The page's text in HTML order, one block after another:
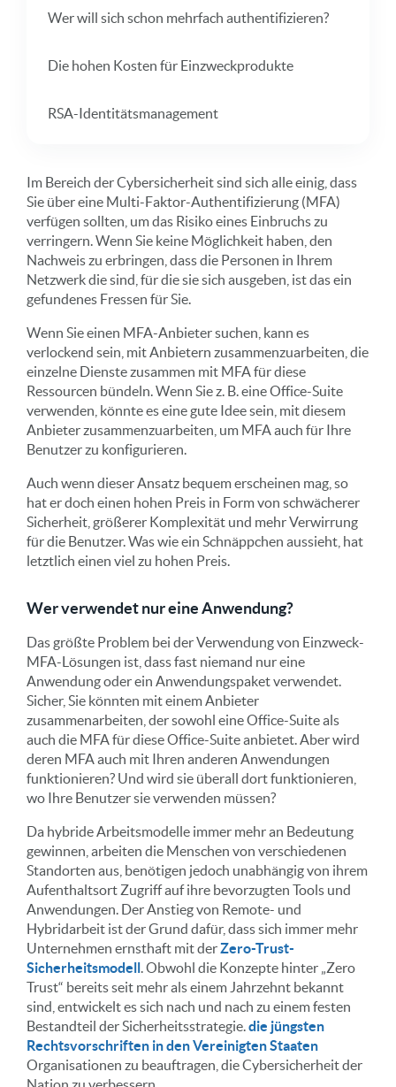
Wer will sich schon mehrfach authentifizieren?
Die hohen Kosten für Einzweckprodukte
RSA-Identitätsmanagement
Im Bereich der Cybersicherheit sind sich alle einig, dass
Sie über eine Multi-Faktor-Authentifizierung (MFA)
verfügen sollten, um das Risiko eines Einbruchs zu
verringern. Wenn Sie keine Möglichkeit haben, den
Nachweis zu erbringen, dass die Personen in Ihrem
Netzwerk die sind, für die sie sich ausgeben, ist das ein
gefundenes Fressen für Sie.
Wenn Sie einen MFA-Anbieter suchen, kann es
verlockend sein, mit Anbietern zusammenzuarbeiten, die
einzelne Dienste zusammen mit MFA für diese
Ressourcen bündeln. Wenn Sie z. B. eine Office-Suite
verwenden, könnte es eine gute Idee sein, mit diesem
Anbieter zusammenzuarbeiten, um MFA auch für Ihre
Benutzer zu konfigurieren.
Auch wenn dieser Ansatz bequem erscheinen mag, so
hat er doch einen hohen Preis in Form von schwächerer
Sicherheit, größerer Komplexität und mehr Verwirrung
für die Benutzer. Was wie ein Schnäppchen aussieht, hat
letztlich einen viel zu hohen Preis.
Wer verwendet nur eine Anwendung?
Das größte Problem bei der Verwendung von Einzweck-
MFA-Lösungen ist, dass fast niemand nur eine
Anwendung oder ein Anwendungspaket verwendet.
Sicher, Sie könnten mit einem Anbieter
zusammenarbeiten, der sowohl eine Office-Suite als
auch die MFA für diese Office-Suite anbietet. Aber wird
deren MFA auch mit Ihren anderen Anwendungen
funktionieren? Und wird sie überall dort funktionieren,
wo Ihre Benutzer sie verwenden müssen?
Da hybride Arbeitsmodelle immer mehr an Bedeutung
gewinnen, arbeiten die Menschen von verschiedenen
Standorten aus, benötigen jedoch unabhängig von ihrem
Aufenthaltsort Zugriff auf ihre bevorzugten Tools und
Anwendungen. Der Anstieg von Remote- und
Hybridarbeit ist der Grund dafür, dass sich immer mehr
Unternehmen ernsthaft mit derZero-Trust-
Sicherheitsmodell . Obwohl die Konzepte hinter „Zero
Trust“ bereits seit mehr als einem Jahrzehnt bekannt
sind, entwickelt es sich nach und nach zu einem festen
Bestandteil der Sicherheitsstrategie. die jüngsten
Rechtsvorschriften in den Vereinigten Staaten
Organisationen zu beauftragen, die Cybersicherheit der